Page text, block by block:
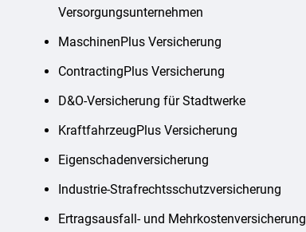
Versorgungsunternehmen
MaschinenPlus Versicherung
ContractingPlus Versicherung
D&O-Versicherung für Stadtwerke
KraftfahrzeugPlus Versicherung
Eigenschadenversicherung
Industrie-Strafrechtsschutzversicherung
Ertragsausfall- und Mehrkostenversicherung